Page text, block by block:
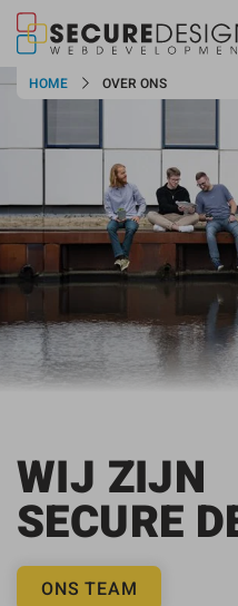
HOME OVER ONS
WIJ ZIJN
SECURE
ONS TEAM